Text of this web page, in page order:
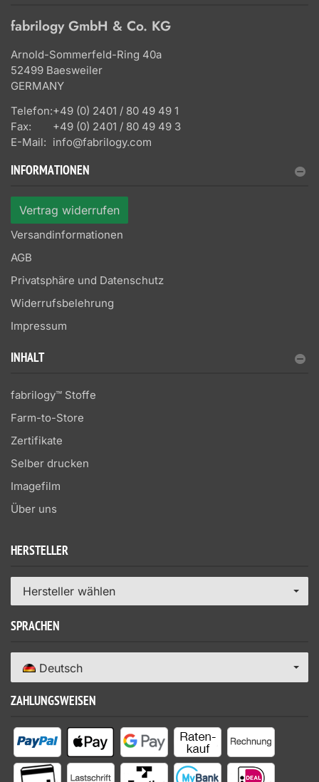
fabrilogy GmbH & Co. KG
Arnold-Sommerfeld-Ring 40a
52499 Baesweiler
GERMANY
Telefon:+49 (0) 2401 / 80 49 49 1
Fax:
+49 (0) 2401 / 80 49 49 3
E-Mail: info@fabrilogy.com
INFORMATIONEN
Vertrag widerrufen
Versandinformationen
AGB
Privatsphäre und Datenschutz
Widerrufsbelehrung
Impressum
INHALT
fabrilogy™ Stoffe
Farm-to-Store
Zertifikate
Selber drucken
Imagefilm
Über uns
HERSTELLER
Hersteller wählen
SPRACHEN
Deutsch
ZAHLUNGSWEISEN